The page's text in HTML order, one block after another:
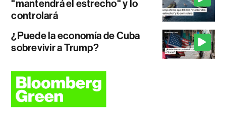
"mantendrá el estrecho" y lo
controlará
¿Puede la economía de Cuba
sobrevivir a Trump?